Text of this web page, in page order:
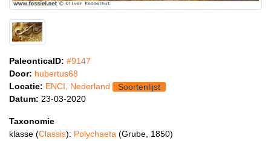
PaleonticaID: #9147
Door: hubertus68
Locatie: ENCI, Nederland
Soortenlijst
Datum: 23-03-2020
Taxonomie
klasse (Classis): Polychaeta (Grube, 1850)